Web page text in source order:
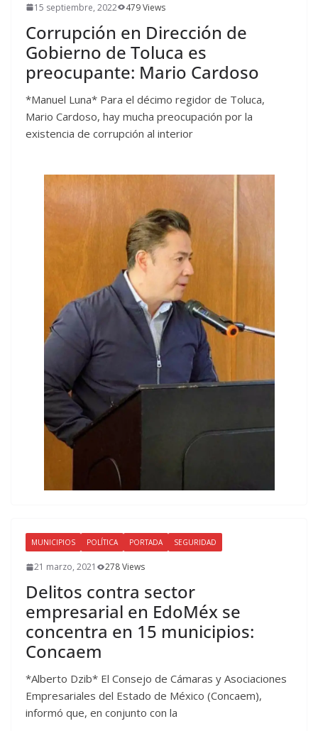
15 septiembre, 2022 479 Views
Corrupción en Dirección de
Gobierno de Toluca es
preocupante: Mario Cardoso
*Manuel Luna* Para el décimo regidor de Toluca,
Mario Cardoso, hay mucha preocupación por la
existencia de corrupción al interior
MUNICIPIOS POLÍTICA PORTADA SEGURIDAD
21 marzo, 2021 278 Views
Delitos contra sector
empresarial en EdoMéx se
concentra en 15 municipios:
Concaem
*Alberto Dzib* El Consejo de Cámaras y Asociaciones
Empresariales del Estado de México (Concaem),
informó que, en conjunto con la